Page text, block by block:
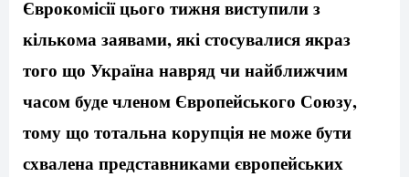
Єврокомісії цього тижня виступили з
кількома заявами, які стосувалися якраз
того що Україна навряд чи найближчим
часом буде членом Європейського Союзу,
тому що тотальна корупція не може бути
схвалена представниками європейських